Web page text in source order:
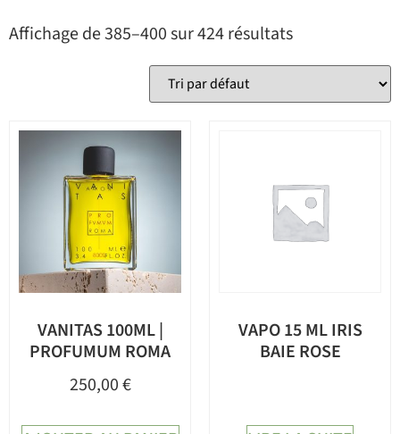
Affichage de 385–400 sur 424 résultats
VANITAS 100ML |
PROFUMUM ROMA
250,00€
VAPO 15 ML IRIS
BAIE ROSE